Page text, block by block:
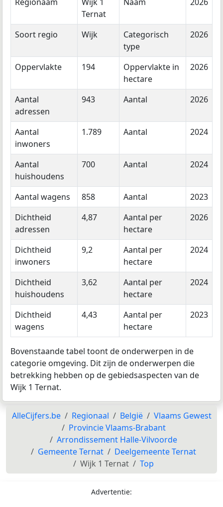
Regionaam
Wijk 1
Ternat
Naam 2026
Soort regio Wijk
Categorisch
type
2026
Oppervlakte 194
Oppervlakte in
hectare
2026
Aantal
adressen
943 Aantal 2026
Aantal
inwoners
1.789 Aantal 2024
Aantal
huishoudens
700 Aantal 2024
Aantal wagens 858 Aantal
2023
Dichtheid
adressen
4,87
Aantal per
hectare
2026
Dichtheid
inwoners
9,2
Aantal per
hectare
2024
Dichtheid
huishoudens
3,62
Aantal per
hectare
2024
Dichtheid
wagens
4,43
Aantal per
hectare
2023
Bovenstaande tabel toont de onderwerpen in de
categorie omgeving. Dit zijn de onderwerpen die
betrekking hebben op de gebiedsaspecten van de
Wijk 1 Ternat.
AlleCijfers.be Regionaal België
Vlaams Gewest
Provincie Vlaams-Brabant
Arrondissement Halle-Vilvoorde
Gemeente Ternat
Deelgemeente Ternat
Wijk 1 Ternat
Top
Advertentie: